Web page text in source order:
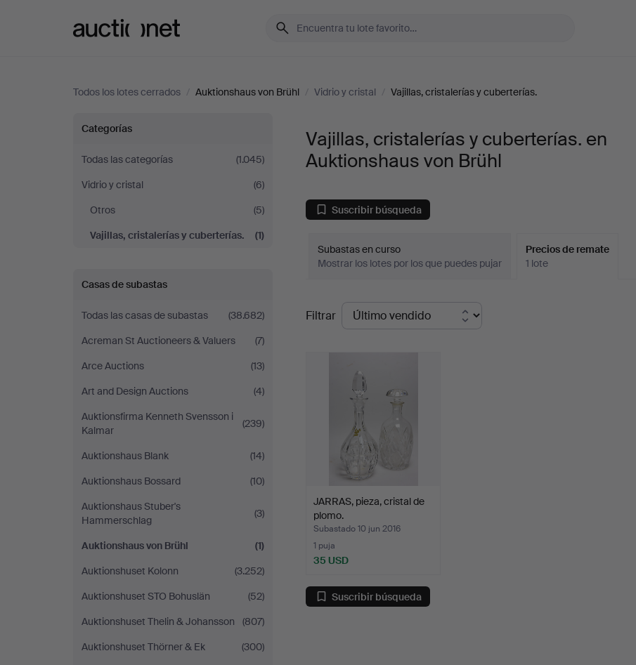
Todos los lotes cerrados / Auktionshaus von Brühl / Vidrio y cristal / Vajillas, cristalerías y cuberterías.
Vajillas,
cristalerías
y
cuberterías.
Auktionshaus
von
Brühl
Categorías
Todas las categorías
(1.045)
Vidrio y cristal
(6)
Otros
(5)
Vajillas, cristalerías y cuberterías.
(1)
Casas de subastas
Todas las casas de subastas
(38.682)
Acreman St Auctioneers & Valuers
(7)
Arce Auctions
(13)
Art and Design Auctions
(4)
Auktionsfirma Kenneth Svensson i
Kalmar
(239)
Auktionshaus Blank
(14)
Auktionshaus Bossard
(10)
Auktionshaus Stuber's
Hammerschlag
(3)
Auktionshaus von Brühl
(1)
Auktionshuset Kolonn
(3.252)
Auktionshuset STO Bohuslän
(52)
Auktionshuset Thelin & Johansson
(807)
Auktionshuset Thörner & Ek
(300)
Vajillas, cristalerías y cuberterías. en
Auktionshaus von Brühl
Suscribir búsqueda
Subastas en curso
Mostrar los lotes por los que puedes pujar
Precios de remate
1 lote
Precios
de
Filtrar
JARRAS, pieza, cristal de
plomo.
Subastado 10 jun 2016
1 puja
35 USD
Suscribir búsqueda